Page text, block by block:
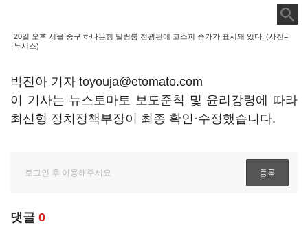
20일 오후 서울 중구 하나은행 딜링룸 전광판에 코스피 종가가 표시돼 있다. (사진=
뉴시스)
박진아 기자 toyouja@etomato.com
이 기사는 뉴스토마토 보도준칙 및 윤리강령에 따라
최신형 정치정책부장이 최종 확인·수정했습니다.
댓글 0